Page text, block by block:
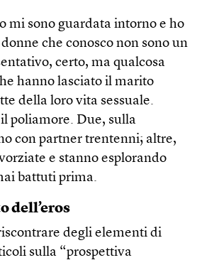
mi sono guardata intorno e ho
che conosco non sono un
certo, ma qualcosa
hanno lasciato il marito
della loro vita sessuale.
il poliamore. Due, sulla
con partner trentenni; altre,
e stanno esplorando
battuti prima.
dell’eros
degli elementi di
sulla “prospettiva